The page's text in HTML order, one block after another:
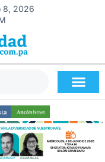
8, 2026